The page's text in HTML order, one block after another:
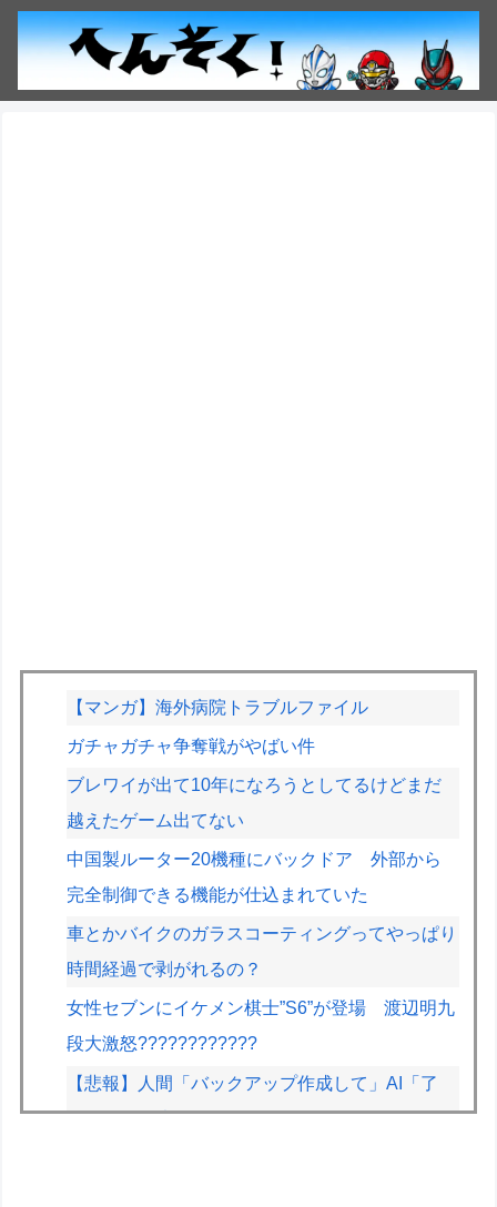
【マンガ】海外病院トラブルファイル
ガチャガチャ争奪戦がやばい件
ブレワイが出て10年になろうとしてるけどまだ
越えたゲーム出てない
中国製ルーター20機種にバックドア 外部から
完全制御できる機能が仕込まれていた
車とかバイクのガラスコーティングってやっぱり
時間経過で剥がれるの？
女性セブンにイケメン棋士”S6”が登場 渡辺明九
段大激怒????????????
【悲報】人間「バックアップ作成して」AI「了
解。あ、間違えちゃったｗ」→シャレにならない